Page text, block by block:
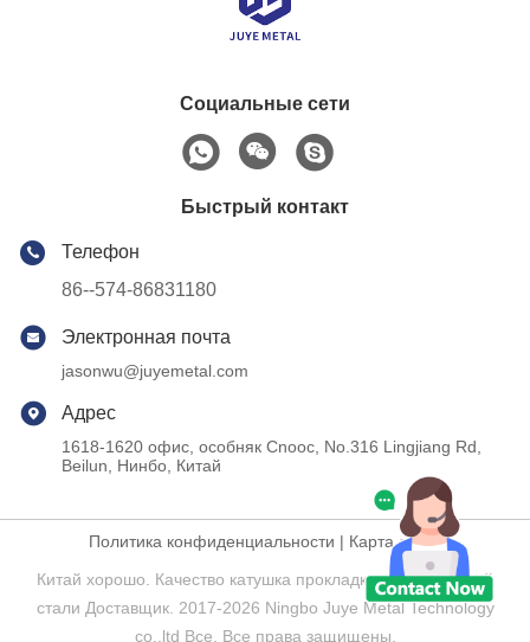
Социальные сети
Быстрый контакт
Телефон
86--574-86831180
Электронная почта
jasonwu@juyemetal.com
Адрес
1618-1620 офис, особняк Cnooc, No.316 Lingjiang Rd,
Beilun, Нинбо, Китай
Политика конфиденциальности | Карта сайта
Китай хорошо. Качество катушка прокладки нержавеющей
стали Доставщик. 2017-2026 Ningbo Juye Metal Technology
co.,ltd Все. Все права защищены.